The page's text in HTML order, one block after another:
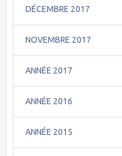
DÉCEMBRE 2017
NOVEMBRE 2017
ANNÉE 2017
ANNÉE 2016
ANNÉE 2015